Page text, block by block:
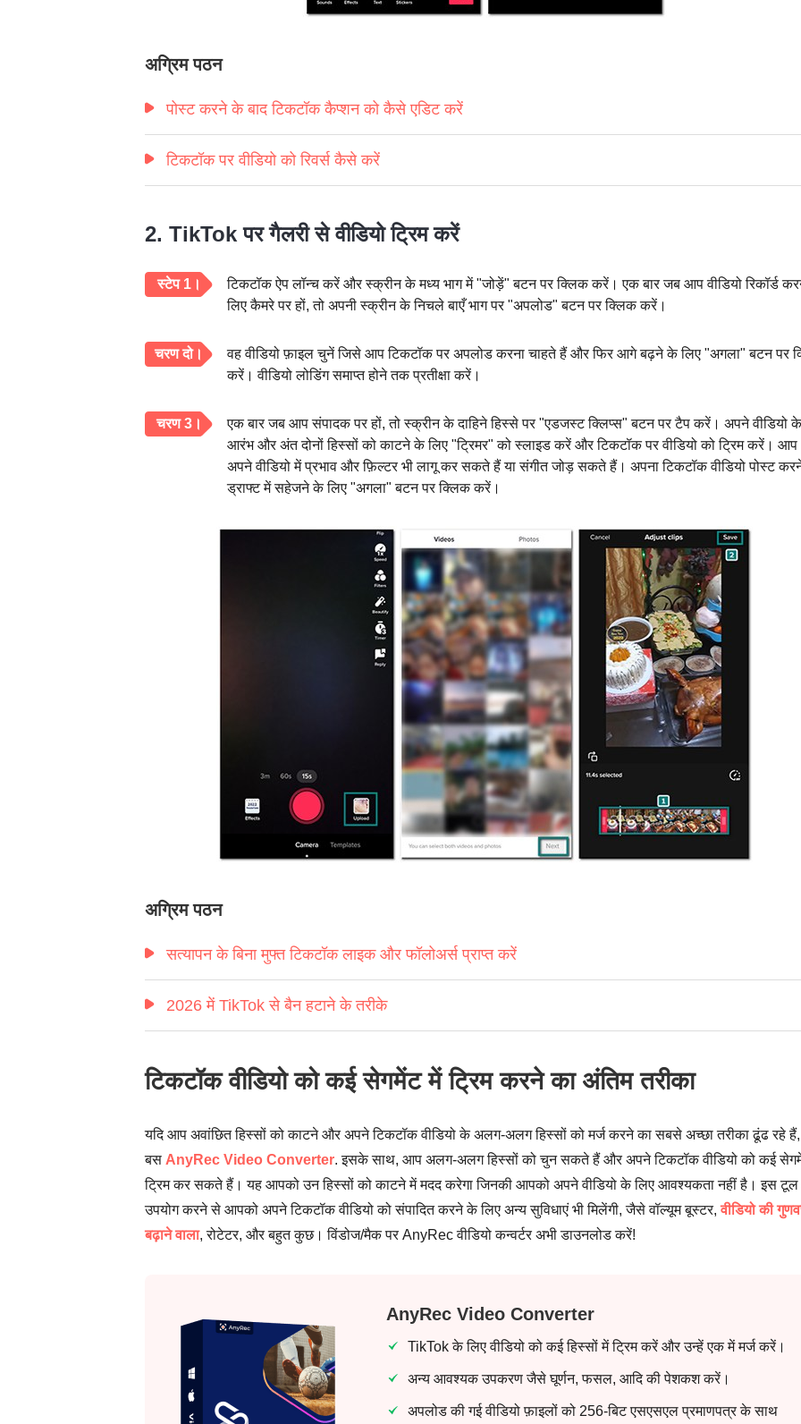
अग्रिम पठन
पोस्ट करने के बाद टिकटॉक कैप्शन को कैसे एडिट करें
टिकटॉक पर वीडियो को रिवर्स कैसे करें
2. TikTok पर गैलरी से वीडियो ट्रिम करें
स्टेप 1।
टिकटॉक ऐप लॉन्च करें और स्क्रीन के मध्य भाग में "जोड़ें" बटन पर क्लिक करें। एक बार जब आप वीडियो रिकॉर्ड
लिए कैमरे पर हों, तो अपनी स्क्रीन के निचले बाएँ भाग पर "अपलोड" बटन पर क्लिक करें।
चरण दो।
वह वीडियो फ़ाइल चुनें जिसे आप टिकटॉक पर अपलोड करना चाहते हैं और फिर आगे बढ़ने के लिए "अगला" बटन पर
करें। वीडियो लोडिंग समाप्त होने तक प्रतीक्षा करें।
चरण 3।
एक बार जब आप संपादक पर हों, तो स्क्रीन के दाहिने हिस्से पर "एडजस्ट क्लिप्स" बटन पर टैप करें। अपने वीडियो के
आरंभ और अंत दोनों हिस्सों को काटने के लिए "ट्रिमर" को स्लाइड करें और टिकटॉक पर वीडियो को ट्रिम करें। आप
अपने वीडियो में प्रभाव और फ़िल्टर भी लागू कर सकते हैं या संगीत जोड़ सकते हैं। अपना टिकटॉक वीडियो पोस्ट
ड्राफ्ट में सहेजने के लिए "अगला" बटन पर क्लिक करें।
अग्रिम पठन
सत्यापन के बिना मुफ्त टिकटॉक लाइक और फॉलोअर्स प्राप्त करें
2026 में TikTok से बैन हटाने के तरीके
टिकटॉक वीडियो को कई सेगमेंट में ट्रिम करने का अंतिम तरीका
यदि आप अवांछित हिस्सों को काटने और अपने टिकटॉक वीडियो के अलग-अलग हिस्सों को मर्ज करने का सबसे अच्छा तरीका ढूंढ रहे हैं,
बस AnyRec Video Converter. इसके साथ, आप अलग-अलग हिस्सों को चुन सकते हैं और अपने टिकटॉक वीडियो को कई
ट्रिम कर सकते हैं। यह आपको उन हिस्सों को काटने में मदद करेगा जिनकी आपको अपने वीडियो के लिए आवश्यकता नहीं है। इस टूल
उपयोग करने से आपको अपने टिकटॉक वीडियो को संपादित करने के लिए अन्य सुविधाएं भी मिलेंगी, जैसे वॉल्यूम बूस्टर,वीडियो की
बढ़ाने वाला, रोटेटर, और बहुत कुछ। विंडोज/मैक पर AnyRec वीडियो कन्वर्टर अभी डाउनलोड करें!
AnyRec Video Converter
TikTok के लिए वीडियो को कई हिस्सों में ट्रिम करें और उन्हें एक में मर्ज करें।
अन्य आवश्यक उपकरण जैसे घूर्णन, फसल, आदि की पेशकश करें।
अपलोड की गई वीडियो फ़ाइलों को 256-बिट एसएसएल प्रमाणपत्र के साथ